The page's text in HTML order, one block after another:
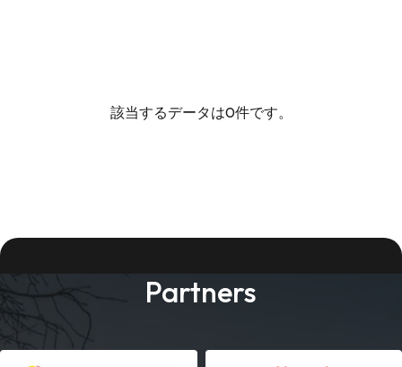
該当するデータは0件です。
Partners